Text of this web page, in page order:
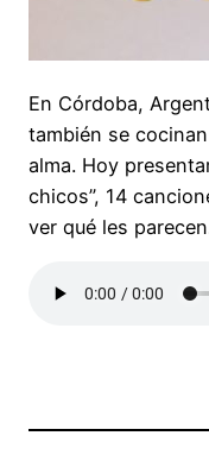
En Córdoba,
también se
alma. Hoy
chicos”, 14
ver qué les